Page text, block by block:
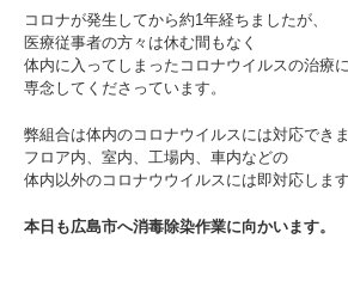
コロナが発生してから約1年経ちましたが、
医療従事者の方々は休む間もなく
体内に入ってしまったコロナウイルスの治療に
専念してくださっています。
弊組合は体内のコロナウイルスには対応できま
フロア内、室内、工場内、車内などの
体内以外のコロナウウイルスには即対応します
本日も広島市へ消毒除染作業に向かいます。